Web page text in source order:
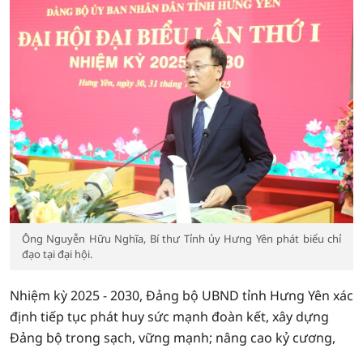
Ông Nguyễn Hữu Nghĩa, Bí thư Tỉnh ủy Hưng Yên phát biểu chỉ
đạo tại đại hội.
Nhiệm kỳ 2025 - 2030, Đảng bộ UBND tỉnh Hưng Yên xác
định tiếp tục phát huy sức mạnh đoàn kết, xây dựng
Đảng bộ trong sạch, vững mạnh; nâng cao kỷ cương,